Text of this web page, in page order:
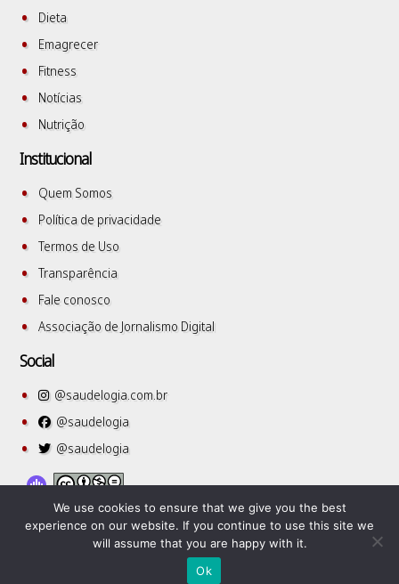
Dieta
Emagrecer
Fitness
Notícias
Nutrição
Institucional
Quem Somos
Política de privacidade
Termos de Uso
Transparência
Fale conosco
Associação de Jornalismo Digital
Social
@saudelogia.com.br
@saudelogia
@saudelogia
| WordPress Theme by
We use cookies to ensure that we give you the best
experience on our website. If you continue to use this site we
will assume that you are happy with it.
Ok